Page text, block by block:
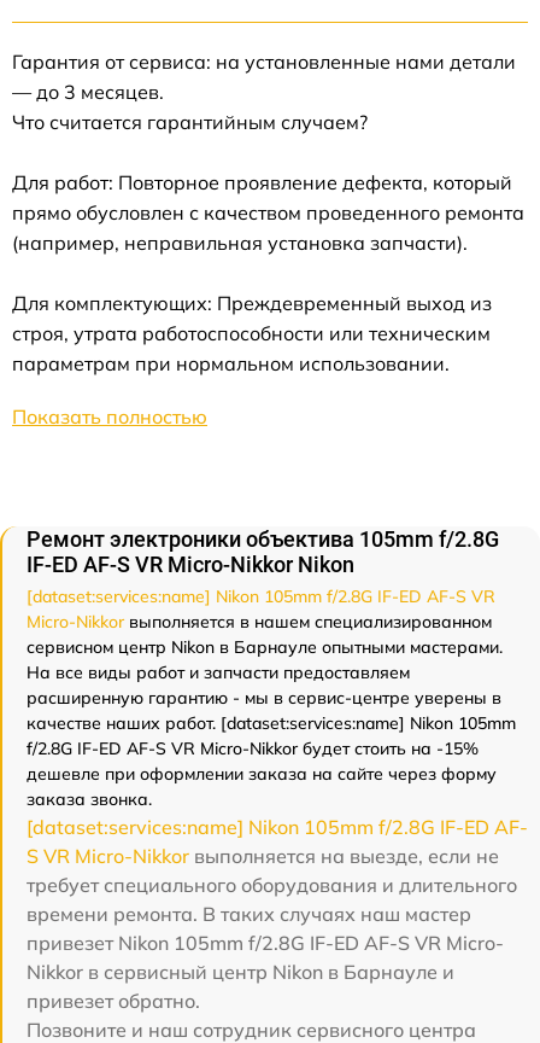
Гарантия от сервиса: на установленные нами детали
— до 3 месяцев.
Что считается гарантийным случаем?
Для работ: Повторное проявление дефекта, который
прямо обусловлен с качеством проведенного ремонта
(например, неправильная установка запчасти).
Для комплектующих: Преждевременный выход из
строя, утрата работоспособности или техническим
параметрам при нормальном использовании.
Показать полностью
Ремонт электроники объектива 105mm f/2.8G
IF-ED AF-S VR Micro-Nikkor Nikon
[dataset:services:name] Nikon 105mm f/2.8G IF-ED AF-S VR
Micro-Nikkorвыполняется в нашем специализированном
сервисном центр Nikon в Барнауле опытными мастерами.
На все виды работ и запчасти предоставляем
расширенную гарантию - мы в сервис-центре уверены в
качестве наших работ. [dataset:services:name] Nikon 105mm
f/2.8G IF-ED AF-S VR Micro-Nikkor будет стоить на -15%
дешевле при оформлении заказа на сайте через форму
заказа звонка.
[dataset:services:name] Nikon 105mm f/2.8G IF-ED AF-
S VR Micro-Nikkor выполняется на выезде, если не
требует специального оборудования и длительного
времени ремонта. В таких случаях наш мастер
привезет Nikon 105mm f/2.8G IF-ED AF-S VR Micro-
Nikkor в сервисный центр Nikon в Барнауле и
привезет обратно.
Позвоните и наш сотрудник сервисного центра